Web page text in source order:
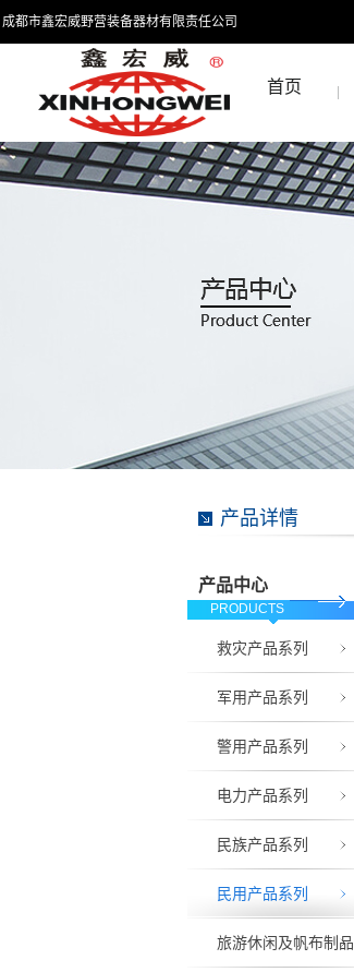
成都市鑫宏威野营装备器材有限责任公司
首页
产品中心
PRODUCTS
救灾产品系列
军用产品系列
警用产品系列
电力产品系列
民族产品系列
民用产品系列
旅游休闲及帆布制品
产品详情